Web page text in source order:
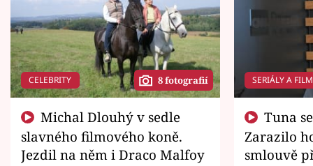
CELEBRITY 8 fotografií
slavného filmového koně.
Jezdil na něm i Draco Malfoy
SERIÁLY A
Zarazilo
smlouvě